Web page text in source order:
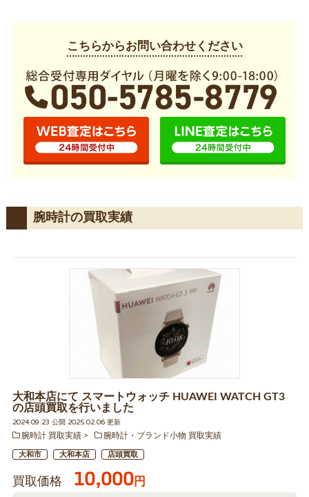
こちらからお問い合わせください
腕時計の買取実績
大和本店にて スマートウォッチ HUAWEI WATCH GT3
の店頭買取を行いました
2024.09.23 公開 2025.02.06 更新
腕時計 買取実績
腕時計・ブランド小物 買取実績
大和市 大和本店 店頭買取
買取価格 10,000円